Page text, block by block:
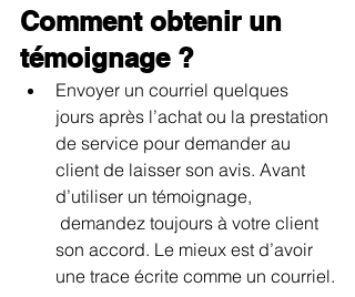
Comment obtenir un
témoignage ?
Envoyer un courriel quelques
jours après l’achat ou la prestation
de service pour demander au
client de laisser son avis. Avant
d’utiliser un témoignage,
demandez toujours à votre client
son accord. Le mieux est d’avoir
une trace écrite comme un courriel.